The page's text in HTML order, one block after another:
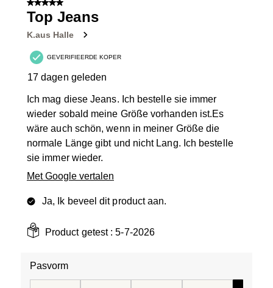
Beoordelingen.
5 van 5 sterren.
Top Jeans
K.aus Halle
GEVERIFIEERDE KOPER
17 dagen geleden
Ich mag diese Jeans. Ich bestelle sie immer
wieder sobald meine Größe vorhanden ist.Es
wäre auch schön, wenn in meiner Größe die
normale Länge gibt und nicht Lang. Ich bestelle
sie immer wieder.
Met Google vertalen
Ja, Ik beveel dit product aan.
Product getest :5-7-2026
Pasvorm